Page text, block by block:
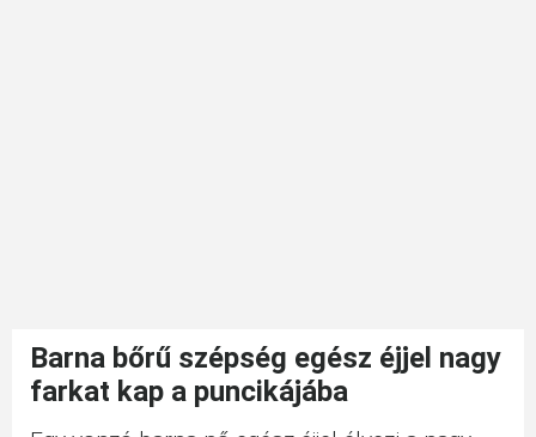
Barna bőrű szépség egész éjjel nagy
farkat kap a puncikájába